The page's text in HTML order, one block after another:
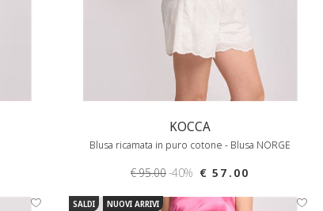
KOCCA
Blusa ricamata in puro cotone - Blusa NORGE
€ 95.00-40% € 57.00
SALDI NUOVI ARRIVI